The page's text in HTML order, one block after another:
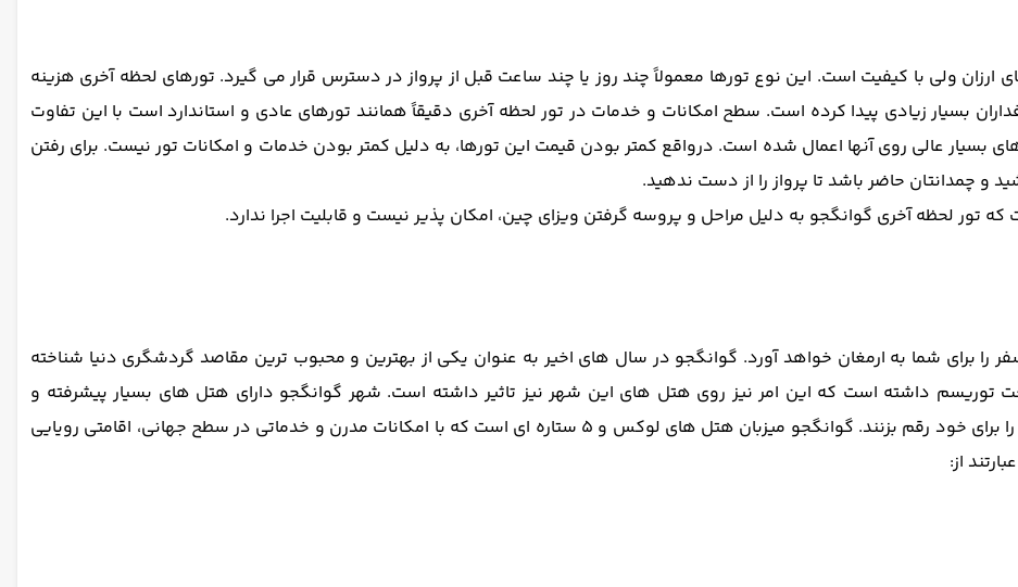
ارزان ولی با کیفیت است. این نوع تورها معمولاً چند روز یا چند ساعت قبل از پرواز در دسترس قرار می گیرد. تورهای لحظه آخری هزینه
بسیار زیادی پیدا کرده است. سطح امکانات و خدمات در تور لحظه آخری دقیقاً همانند تورهای عادی و استاندارد است با این تفاوت
بسیار عالی روی آنها اعمال شده است. درواقع کمتر بودن قیمت این تورها، به دلیل کمتر بودن خدمات و امکانات تور نیست. برای رفتن
و چمدانتان حاضر باشد تا پرواز را از دست ندهید.
تور لحظه آخری گوانگجو به دلیل مراحل و پروسه گرفتن ویزای چین، امکان پذیر نیست و قابلیت اجرا ندارد.
تجربه های سفر را برای شما به ارمغان خواهد آورد. گوانگجو در سال های اخیر به عنوان یکی از بهترین و محبوب ترین مقاصد گردشگری دنیا شناخته
داشته است که این امر نیز روی هتل های این شهر نیز تاثیر داشته است. شهر گوانگجو دارای هتل های بسیار پیشرفته و
لوکسی است تا مسافران در آنها بهترین تجربه از سفرشان را برای خود رقم بزنند. گوانگجو میزبان هتل های لوکس و 5 ستاره ای است که با امکانات مدرن و خدماتی در سطح جهانی، اقامتی رویایی
از: